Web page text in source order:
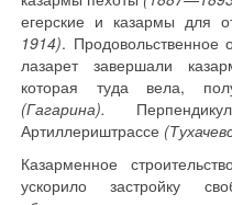
егерские и казармы для
1914). Продоволь­ственное
лазарет завершали
которая туда вела,
(Гагарина).
Артиллериштрассе
Казарменное
ускорило застрой­ку